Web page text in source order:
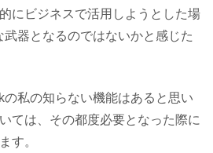
にビジネスで活用しようとした場
器となるのではないかと感じた
私の知らない機能はあると思い
ては、その都度必要となった際に
す。